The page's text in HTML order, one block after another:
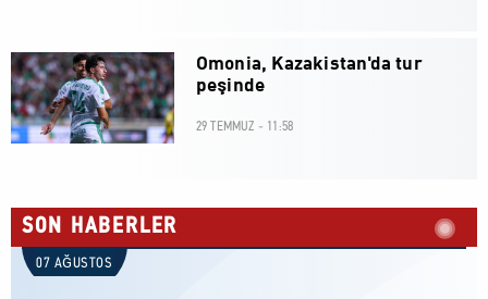
Omonia, Kazakistan'da tur
peşinde
29 TEMMUZ - 11:58
SON HABERLER
07 AĞUSTOS